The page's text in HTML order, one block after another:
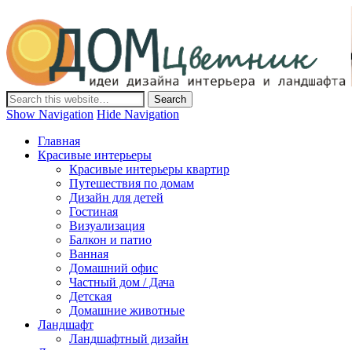
Дом-Цветник
Дизайн интерьера и ландшафта, декор и обустройство дома.
Идеи со всего мира.
Show Navigation Hide Navigation
Главная
Красивые интерьеры
Красивые интерьеры квартир
Путешествия по домам
Дизайн для детей
Гостиная
Визуализация
Балкон и патио
Ванная
Домашний офис
Частный дом / Дача
Детская
Домашние животные
Ландшафт
Ландшафтный дизайн